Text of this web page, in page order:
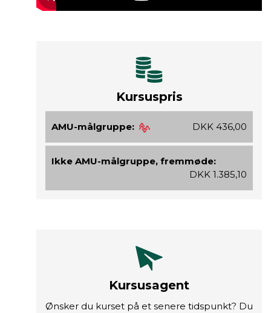
Kursuspris
AMU-målgruppe: DKK 436,00
Ikke AMU-målgruppe, fremmøde:
DKK 1.385,10
Kursusagent
Ønsker du kurset på et senere tidspunkt? Du